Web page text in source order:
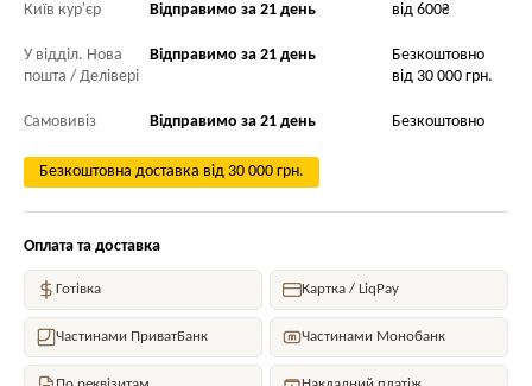
Київ кур'єр Відправимо за 21 день від 600₴
У відділ. Нова
пошта / Делівері
Відправимо за 21 день
Безкоштовно
від 30 000 грн.
Самовивіз Відправимо за 21 день Безкоштовно
Безкоштовна доставка від 30 000 грн.
Оплата та доставка
Готівка Картка / LiqPay
Частинами ПриватБанк Частинами Монобанк